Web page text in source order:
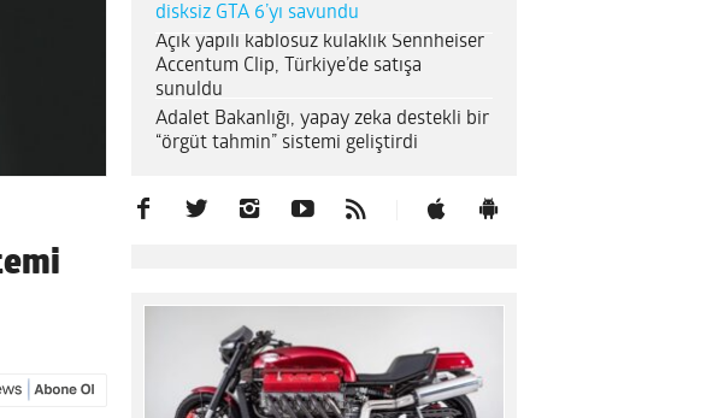
disksiz GTA 6’yı savundu
Açık yapılı kablosuz kulaklık Sennheiser
Accentum Clip, Türkiye’de satışa
sunuldu
Adalet Bakanlığı, yapay zeka destekli bir
“örgüt tahmin” sistemi geliştirdi